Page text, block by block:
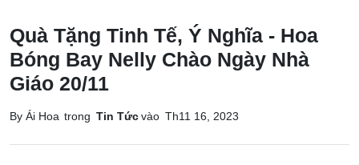
Quà Tặng Tinh Tế, Ý Nghĩa - Hoa
Bóng Bay Nelly Chào Ngày Nhà
Giáo 20/11
By Ái Hoa trong Tin Tứcvào Th11 16, 2023